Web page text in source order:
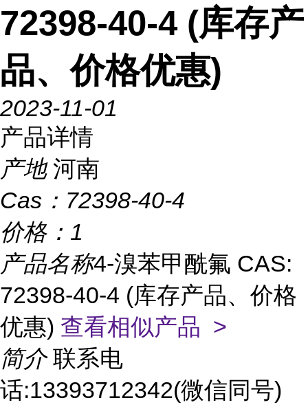
72398-40-4 (库存产
品、价格优惠)
2023-11-01
产品详情
产地 河南
Cas： 72398-40-4
价格： 1
产品名称4-溴苯甲酰氟 CAS:
72398-40-4 (库存产品、价格
优惠) 查看相似产品 >
简介 联系电
话:13393712342(微信同号)